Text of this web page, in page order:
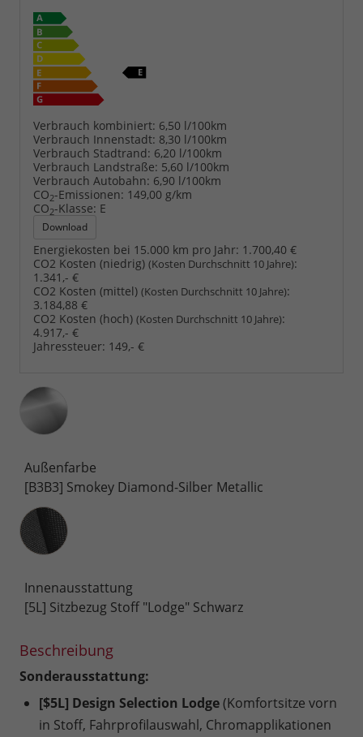
Verbrauch kombiniert: 6,50 l/100km
Verbrauch Innenstadt: 8,30 l/100km
Verbrauch Stadtrand: 6,20 l/100km
Verbrauch Landstraße: 5,60 l/100km
Verbrauch Autobahn: 6,90 l/100km
CO2-Emissionen: 149,00 g/km
CO2-Klasse: E
Download
Energiekosten bei 15.000 km pro Jahr: 1.700,40 €
CO2 Kosten (niedrig) (Kosten Durchschnitt 10 Jahre):
1.341,- €
CO2 Kosten (mittel) (Kosten Durchschnitt 10 Jahre):
3.184,88 €
CO2 Kosten (hoch) (Kosten Durchschnitt 10 Jahre):
4.917,- €
Jahressteuer: 149,- €
Außenfarbe
[B3B3] Smokey Diamond-Silber Metallic
Innenausstattung
Innenausstattung
[5L] Sitzbezug Stoff "Lodge" Schwarz
Beschreibung
Sonderausstattung:
[$5L] Design Selection Lodge(Komfortsitze vorn
in Stoff, Fahrprofilauswahl, Chromapplikationen